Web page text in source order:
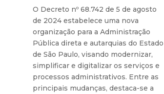
O Decreto nº 68.742 de 5 de agosto
de 2024 estabelece uma nova
organização para a Administração
Pública direta e autarquias do Estado
de São Paulo, visando modernizar,
simplificar e digitalizar os serviços e
processos administrativos. Entre as
principais mudanças, destaca-se a